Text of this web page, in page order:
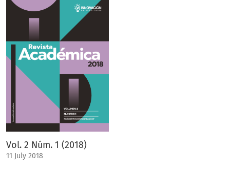
Vol. 2 Núm. 1 (2018)
11 July 2018